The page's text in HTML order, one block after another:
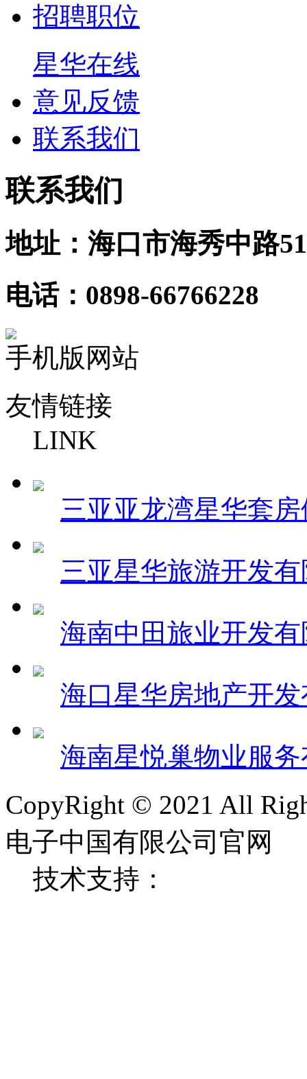
招聘职位
星华在线
意见反馈
联系我们
联系我们
地址：海口市海秀中路
电话：0898-66766228
手机版网站
友情链接
LINK
三亚亚龙湾星华套
三亚星华旅游开发
海南中田旅业开发
海口星华房地产开
海南星悦巢物业服
CopyRight © 2021 All
电子中国有限公司官网
技术支持：